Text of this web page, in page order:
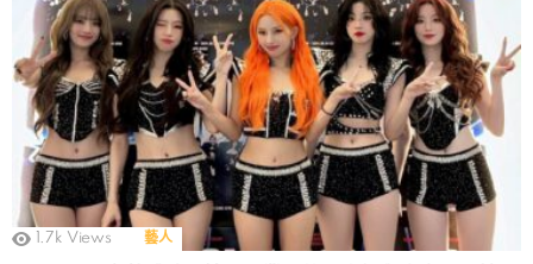
1.7k Views 藝人